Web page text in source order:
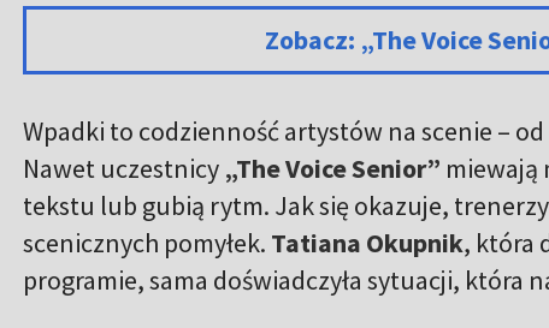
Zobacz: „The Voice
Wpadki to codzienność artystów na scenie –
Nawet uczestnicy „The Voice Senior” miewają
tekstu lub gubią rytm. Jak się okazuje,
scenicznych pomyłek. Tatiana Okupnik, która
programie, sama doświadczyła sytuacji, która